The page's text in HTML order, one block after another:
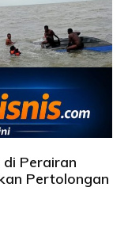
Perairan
Pertolongan